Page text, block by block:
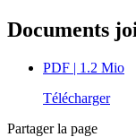
Documents
PDF | 1.2 Mio
Télécharger
Partager la page